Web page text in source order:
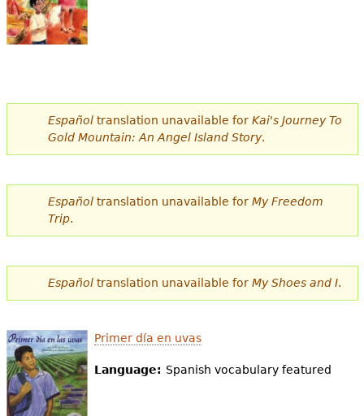
e
s
á
q
u
Españoltranslation unavailable for Kai's Journey To
Gold Mountain: An Angel Island Story.
Españoltranslation unavailable for My Freedom
Trip.
Españoltranslation unavailable for My Shoes and I.
Primer día en uvas
Language: Spanish vocabulary featured